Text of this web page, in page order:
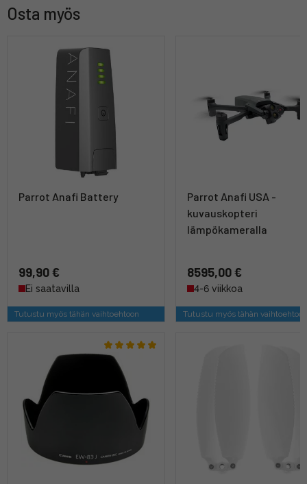
Osta myös
Parrot Anafi Battery
99,90 €
Ei saatavilla
Tutustu myös tähän vaihtoehtoon
Parrot Anafi USA -
kuvauskopteri
lämpökameralla
8595,00 €
4-6 viikkoa
Tutustu myös tähän